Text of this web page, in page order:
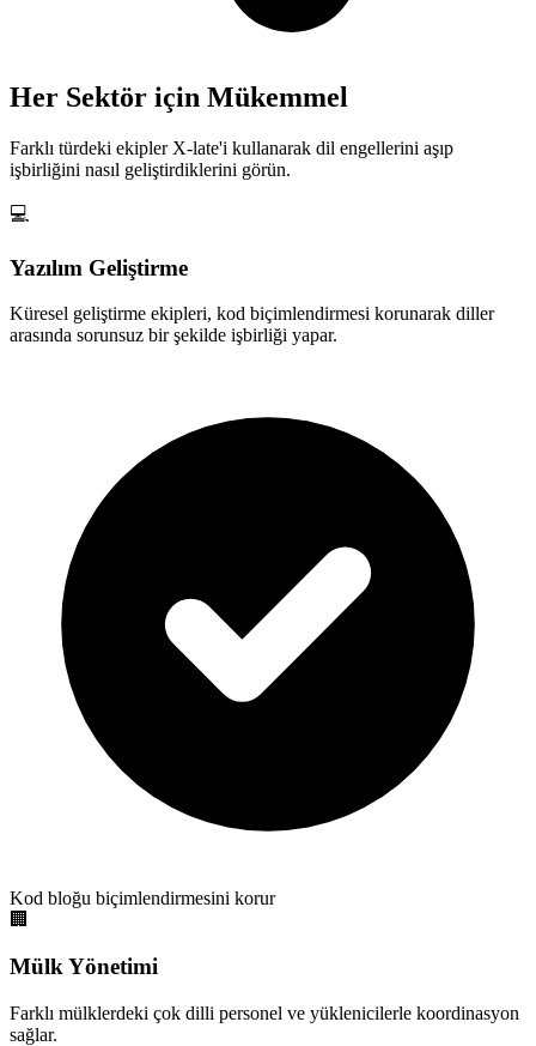
Her Sektör için Mükemmel
Farklı türdeki ekipler X-late'i kullanarak dil engellerini aşıp
işbirliğini nasıl geliştirdiklerini görün.
💻
Yazılım Geliştirme
Küresel geliştirme ekipleri, kod biçimlendirmesi korunarak diller
arasında sorunsuz bir şekilde işbirliği yapar.
Kod bloğu biçimlendirmesini korur
🏢
Mülk Yönetimi
Farklı mülklerdeki çok dilli personel ve yüklenicilerle koordinasyon
sağlar.